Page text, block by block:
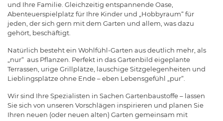
und Ihre Familie. Gleichzeitig entspannende Oase,
Abenteuerspielplatz für Ihre Kinder und „Hobbyraum“ für
jeden, der sich gern mit dem Garten und allem, was dazu
gehört, beschäftigt.
Natürlich besteht ein Wohlfühl-Garten aus deutlich mehr, als
„nur“ aus Pflanzen. Perfekt in das Gartenbild eigeplante
Terrassen, urige Grillplätze, lauschige Sitzgelegenheiten und
Lieblingsplätze ohne Ende – eben Lebensgefühl „pur“.
Wir sind Ihre Spezialisten in Sachen Gartenbaustoffe – lassen
Sie sich von unseren Vorschlägen inspirieren und planen Sie
Ihren neuen (oder neuen alten) Garten gemeinsam mit